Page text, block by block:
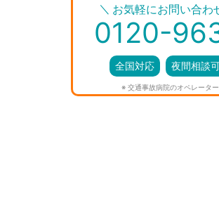
＼ お気軽にお問い合わ
0120-
全国対応 夜間相談
※ 交通事故病院のオペレータ